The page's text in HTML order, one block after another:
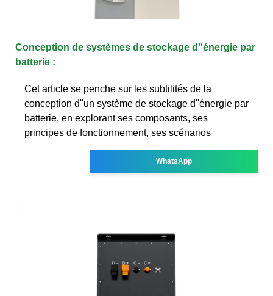
Conception de systèmes de stockage d''énergie par
batterie :
Cet article se penche sur les subtilités de la
conception d''un système de stockage d''énergie par
batterie, en explorant ses composants, ses
principes de fonctionnement, ses scénarios
WhatsApp